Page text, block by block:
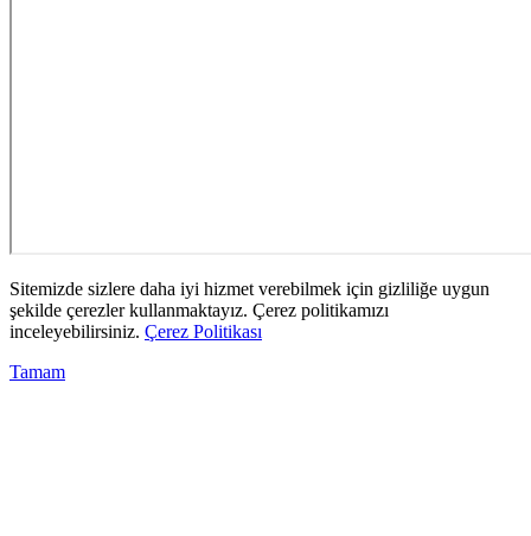
Sitemizde sizlere daha iyi hizmet verebilmek için gizliliğe uygun
şekilde çerezler kullanmaktayız. Çerez politikamızı
inceleyebilirsiniz. Çerez Politikası
Tamam